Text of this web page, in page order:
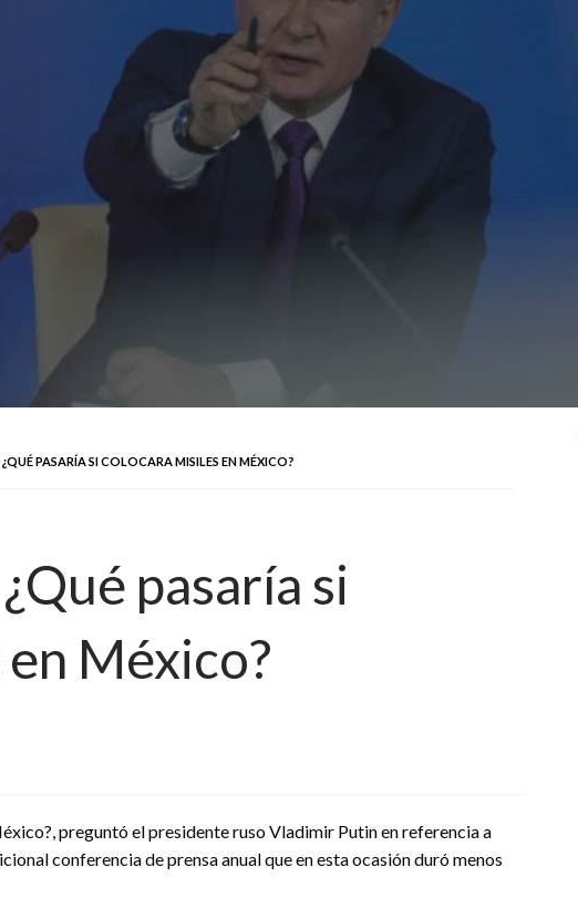
PASARÍA SI COLOCARA MISILES EN MÉXICO?
pasaría si
México?
preguntó el presidente ruso Vladimir Putin en referencia a
conferencia de prensa anual que en esta ocasión duró menos